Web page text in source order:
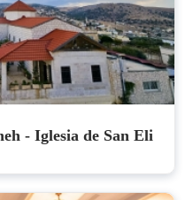
- Iglesia de San Eli